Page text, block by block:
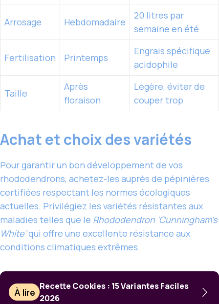
Arrosage Hebdomadaire
20 litres par
semaine en été
Fertilisation Printemps
Engrais spécifique
acidophile
Taille
Après
floraison
Légère, éviter de
couper trop
Achat et choix des variétés
Pour garantir un bon développement de vos
rhododendrons, achetez-les auprès de pépinières
certifiées respectant les normes écologiques
actuelles. Privilégiez les variétés résistantes aux
maladies telles que le Rhododendron ‘Cunningham’s
White’qui offre une excellente résistance aux
conditions climatiques extrêmes.
À lire
Recette Cookies : 15 Variantes Faciles
2026